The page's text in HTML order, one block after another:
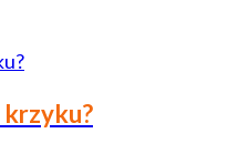
krzyku?